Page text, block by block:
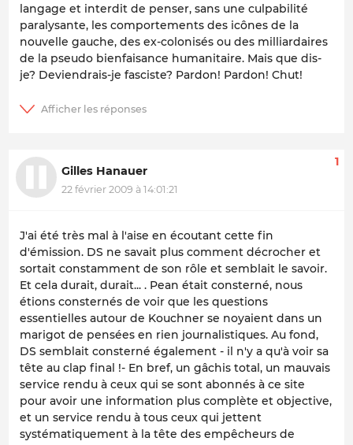
langage et interdit de penser, sans une culpabilité
paralysante, les comportements des icônes de la
nouvelle gauche, des ex-colonisés ou des milliardaires
de la pseudo bienfaisance humanitaire. Mais que dis-
je? Deviendrais-je fasciste? Pardon! Pardon! Chut!
Gilles Hanauer
22 février 2009 à 14:01:21
1
J'ai été très mal à l'aise en écoutant cette fin
d'émission. DS ne savait plus comment décrocher et
sortait constamment de son rôle et semblait le savoir.
Et cela durait, durait... . Pean était consterné, nous
étions consternés de voir que les questions
essentielles autour de Kouchner se noyaient dans un
marigot de pensées en rien journalistiques. Au fond,
DS semblait consterné également - il n'y a qu'à voir sa
tête au clap final !- En bref, un gâchis total, un mauvais
service rendu à ceux qui se sont abonnés à ce site
pour avoir une information plus complète et objective,
et un service rendu à tous ceux qui jettent
systématiquement à la tête des empêcheurs de